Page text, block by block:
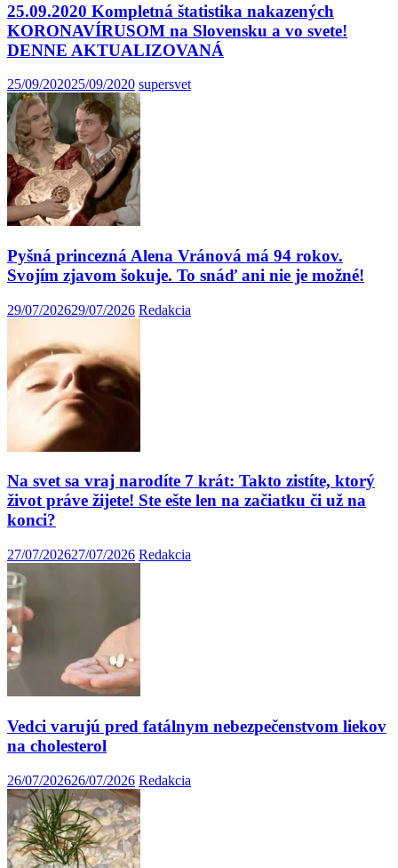
25.09.2020 Kompletná štatistika nakazených
KORONAVÍRUSOM na Slovensku a vo svete!
DENNE AKTUALIZOVANÁ
25/09/202025/09/2020 supersvet
Pyšná princezná Alena Vránová má 94 rokov.
Svojím zjavom šokuje. To snáď ani nie je možné!
29/07/202629/07/2026 Redakcia
Na svet sa vraj narodíte 7 krát: Takto zistíte, ktorý
život práve žijete! Ste ešte len na začiatku či už na
konci?
27/07/202627/07/2026 Redakcia
Vedci varujú pred fatálnym nebezpečenstvom liekov
na cholesterol
26/07/202626/07/2026 Redakcia